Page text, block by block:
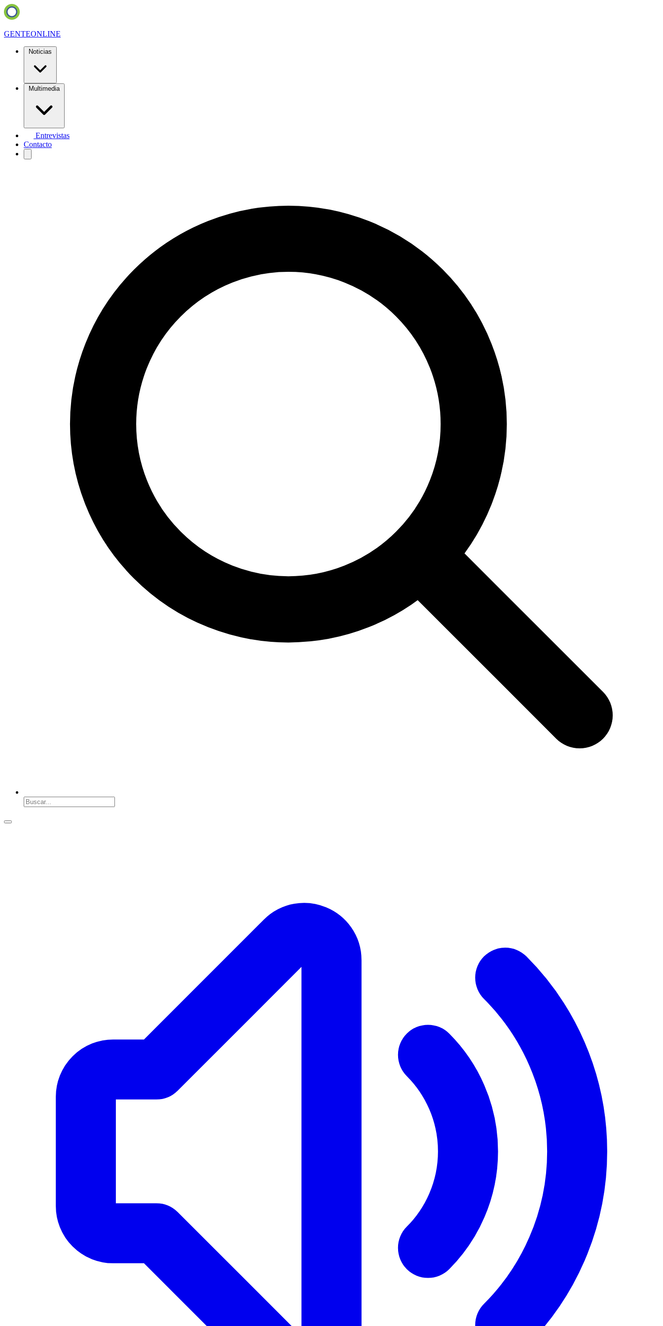
GENTEONLINE
Noticias
Multimedia
Entrevistas
Contacto